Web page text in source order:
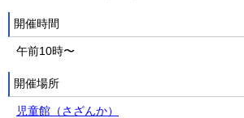
開催時間
午前10時〜
開催場所
児童館（さざんか）